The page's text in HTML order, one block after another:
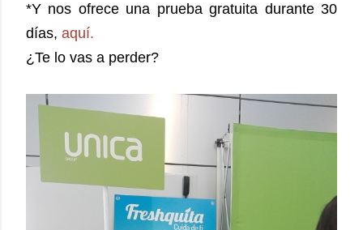
*Y nos ofrece una prueba gratuita durante 30
días, aquí.
¿Te lo vas a perder?